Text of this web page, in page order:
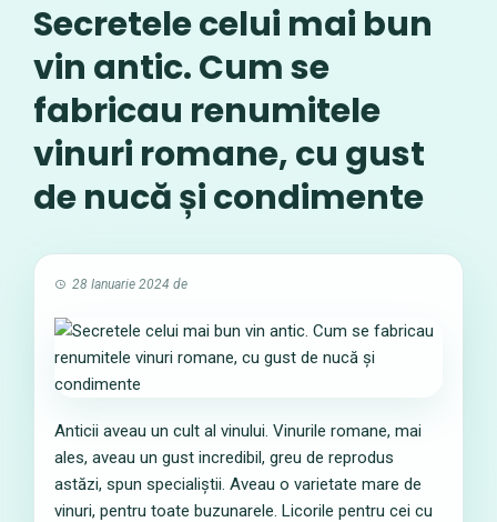
Secretele celui mai bun
vin antic. Cum se
fabricau renumitele
vinuri romane, cu gust
de nucă și condimente
28 Ianuarie 2024 de
Anticii aveau un cult al vinului. Vinurile romane, mai
ales, aveau un gust incredibil, greu de reprodus
astăzi, spun specialiștii. Aveau o varietate mare de
vinuri, pentru toate buzunarele. Licorile pentru cei cu